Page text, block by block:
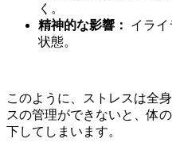
く。
精神的な影響：
イラ
状態。
このように、ストレスは全
スの管理ができないと、体
下してしまいます。